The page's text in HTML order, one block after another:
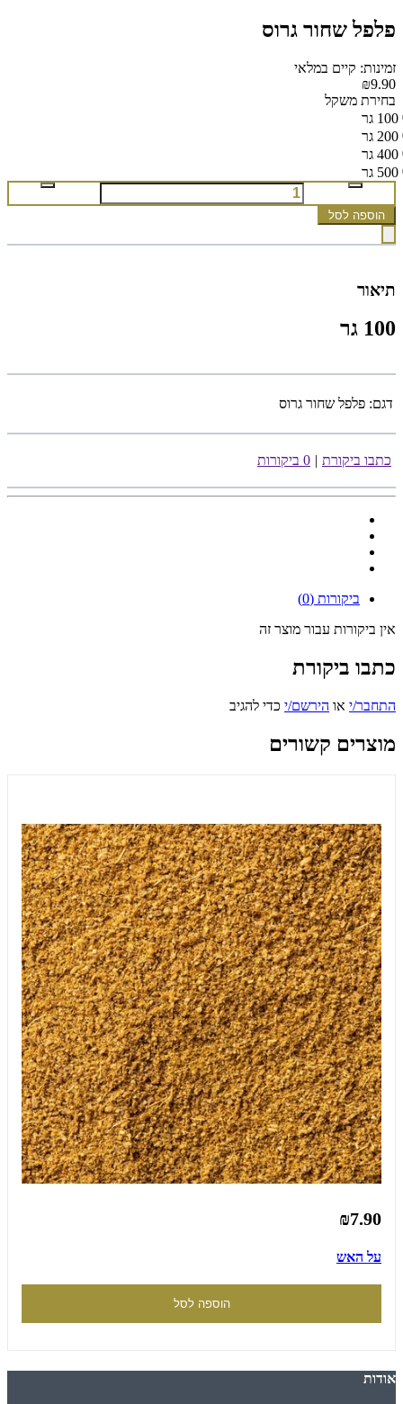
פלפל שחור גרוס
זמינות: קיים במלאי
₪9.90
בחירת משקל
100 גר
200 גר
400 גר
500 גר
הוספה לסל
תיאור
100 גר
דגם: פלפל שחור גרוס
כתבו ביקורת | 0 ביקורות
ביקורות (0)
אין ביקורות עבור מוצר זה
כתבו ביקורת
התחבר/י או הירשם/י כדי להגיב
מוצרים קשורים
₪7.90
על האש
הוספה לסל
אודות